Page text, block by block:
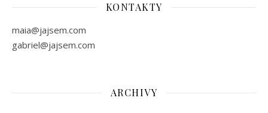
KONTAKTY
maia@jajsem.com
gabriel@jajsem.com
ARCHIVY